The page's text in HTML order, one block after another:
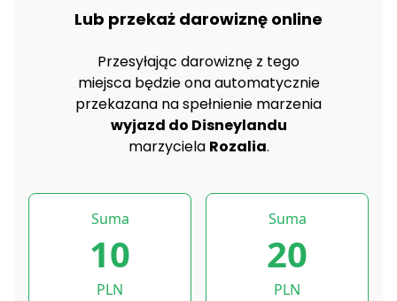
Lub przekaż darowiznę online
Przesyłając darowiznę z tego
miejsca będzie ona automatycznie
przekazana na spełnienie marzenia
wyjazd do Disneylandu
marzyciela Rozalia.
Suma
10
PLN
Suma
20
PLN